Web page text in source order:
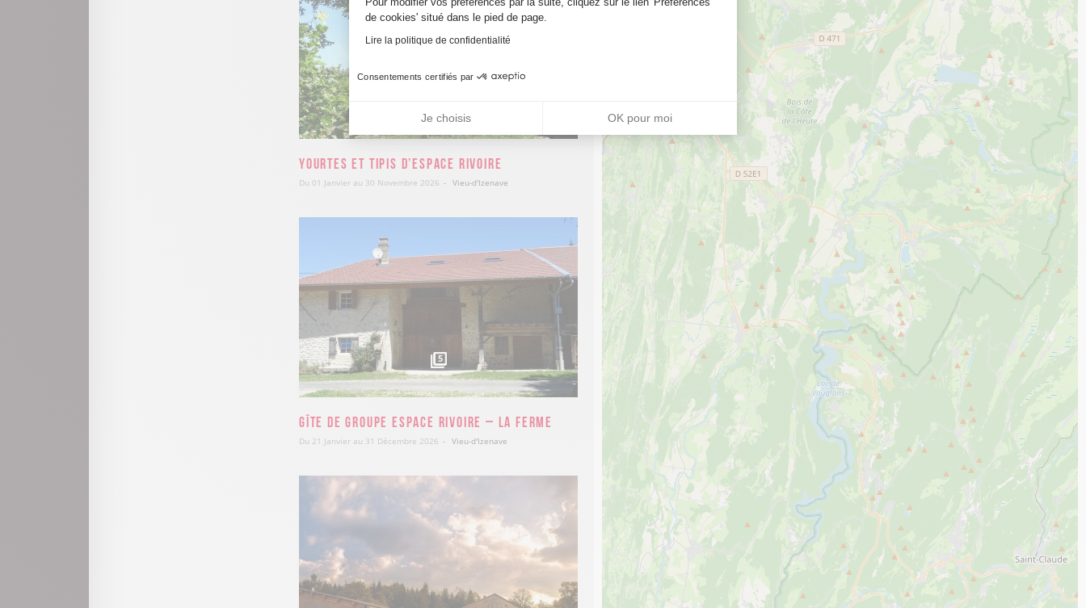
Yourtes et Tipis d’Espace Rivoire
Du 01 Janvier au 30 Novembre 2026 Vieu-d'Izenave
29
5
Gîte de groupe Espace Rivoire – La Ferme
Du 21 Janvier au 31 Décembre 2026 Vieu-d'Izenave
80
de cookies' situé dans le pied de page.
Lire la politique de confidentialité
Consentements certifiés par
Je choisis OK pour moi